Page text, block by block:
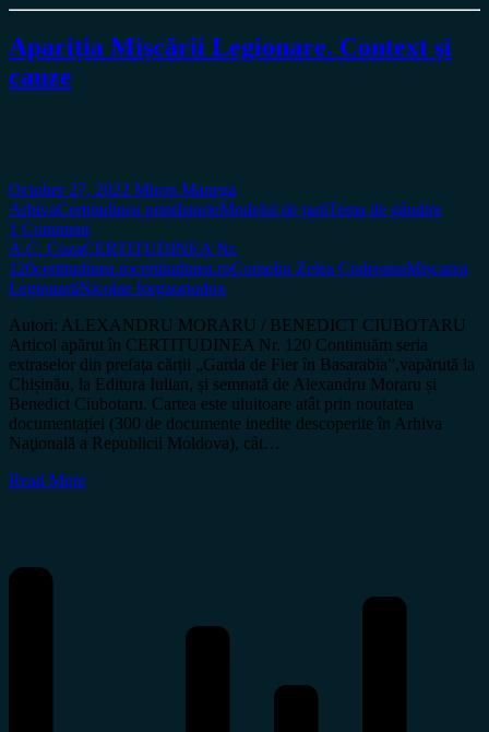
Apariția Mișcării Legionare. Context și
cauze
October 27, 2022 Miron Manega
ArhivaCertitudinea printIstorieModelul de țarăTema de gândire
1 Comment
A.C. CuzaCERTITUDINEA Nr.
120certitudinea.rocertitudinea.roCorneliu Zelea CodreanuMișcarea
LegionarăNicolae Iorgaortodox
Autori: ALEXANDRU MORARU / BENEDICT CIUBOTARU
Articol apărut în CERTITUDINEA Nr. 120 Continuăm seria
extraselor din prefața cărții „Garda de Fier în Basarabia”,vapărută la
Chișinău, la Editura Iulian, și semnată de Alexandru Moraru și
Benedict Ciubotaru. Cartea este uluitoare atât prin noutatea
documentației (300 de documente inedite descoperite în Arhiva
Naţională a Republicii Moldova), cât…
Read More